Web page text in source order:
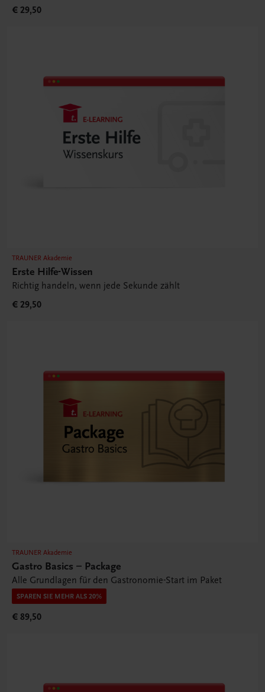
€ 29,50
TRAUNER Akademie
Erste Hilfe-Wissen
Richtig handeln, wenn jede Sekunde zählt
€ 29,50
TRAUNER Akademie
Gastro Basics – Package
Alle Grundlagen für den Gastronomie-Start im Paket
SPAREN SIE MEHR ALS 20%
€ 89,50